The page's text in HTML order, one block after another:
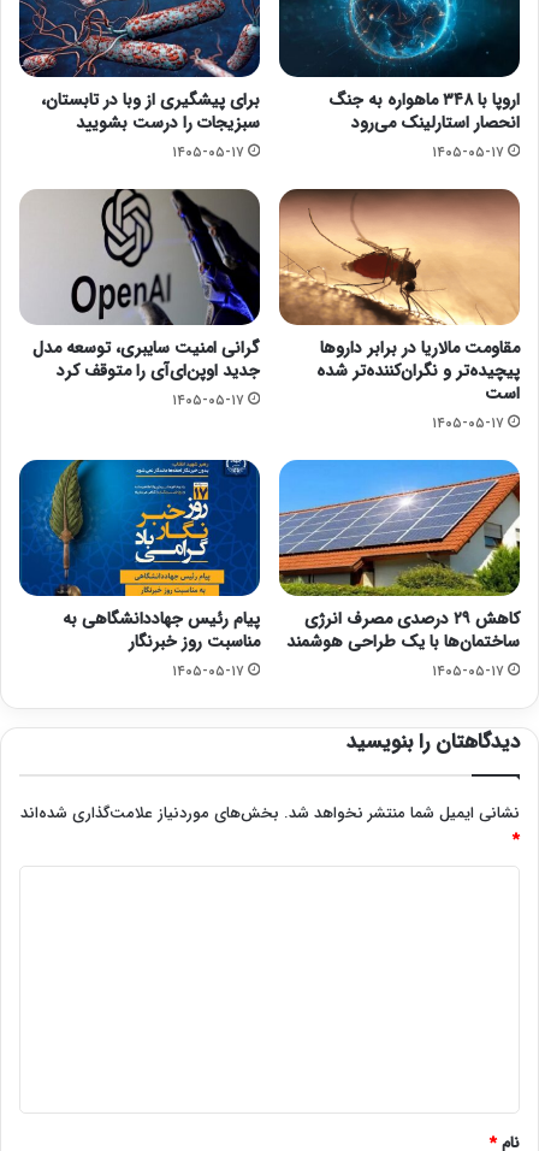
اروپا با ۳۴۸ ماهواره به جنگ
انحصار استارلینک می‌رود
۱۴۰۵-۰۵-۱۷
برای پیشگیری از وبا در تابستان،
سبزیجات را درست بشویید
۱۴۰۵-۰۵-۱۷
مقاومت مالاریا در برابر داروها
پیچیده‌تر و نگران‌کننده‌تر شده
است
۱۴۰۵-۰۵-۱۷
گرانی امنیت سایبری، توسعه مدل
جدید اوپن‌ای‌آی را متوقف کرد
۱۴۰۵-۰۵-۱۷
کاهش ۲۹ درصدی مصرف انرژی
ساختمان‌ها با یک طراحی هوشمند
۱۴۰۵-۰۵-۱۷
پیام رئیس جهاددانشگاهی به
مناسبت روز خبرنگار
۱۴۰۵-۰۵-۱۷
دیدگاهتان را بنویسید
نشانی ایمیل شما منتشر نخواهد شد. بخش‌های موردنیاز علامت‌گذاری شده‌اند
*
نام*